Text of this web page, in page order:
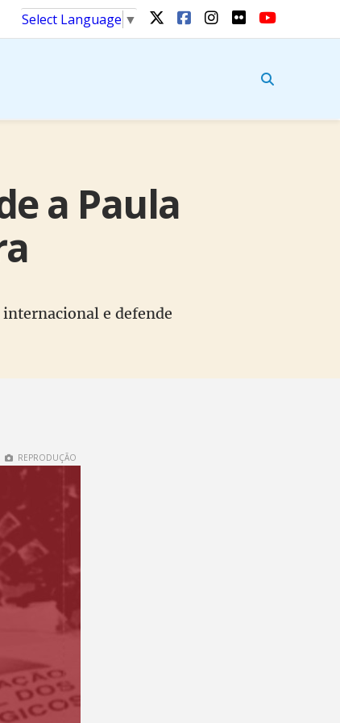
Select Language ▼
a Paula
e defende
REPRODUÇÃO